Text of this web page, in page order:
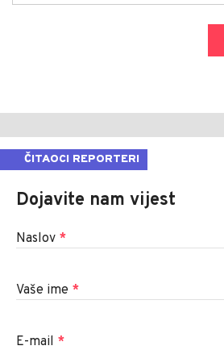
ČITAOCI REPORTERI
Dojavite nam vijest
Naslov *
Vaše ime *
E-mail *